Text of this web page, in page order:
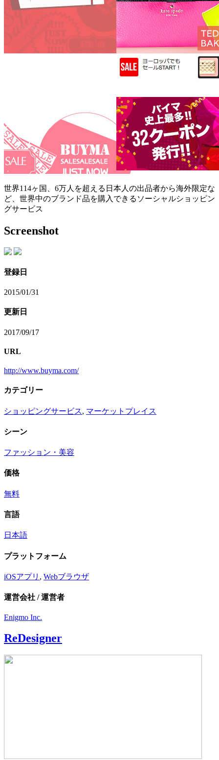
世界114ヶ国、6万人を超える日本人の出品者から海外限定な
ど、世界中のブランド品を購入できるソーシャルショッピン
グサービス
Screenshot
登録日
2015/01/31
更新日
2017/09/17
URL
http://www.buyma.com/
カテゴリー
ショッピングサービス, マーケットプレイス
シーン
ファッション・美容
価格
無料
言語
日本語
プラットフォーム
iOSアプリ , Webブラウザ
運営会社 / 運営者
Enigmo Inc.
ReDesigner